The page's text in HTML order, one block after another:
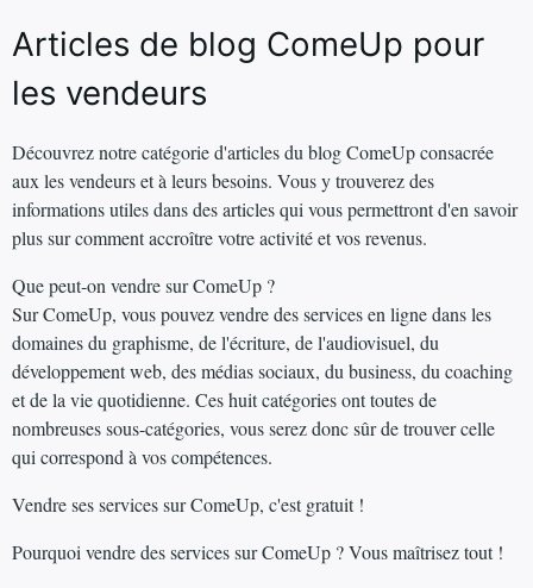
Articles de blog ComeUp pour
les vendeurs
Découvrez notre catégorie d'articles du blog ComeUp consacrée
aux les vendeurs et à leurs besoins. Vous y trouverez des
informations utiles dans des articles qui vous permettront d'en savoir
plus sur comment accroître votre activité et vos revenus.
Que peut-on vendre sur ComeUp ?
Sur ComeUp, vous pouvez vendre des services en ligne dans les
domaines du graphisme, de l'écriture, de l'audiovisuel, du
développement web, des médias sociaux, du business, du coaching
et de la vie quotidienne. Ces huit catégories ont toutes de
nombreuses sous-catégories, vous serez donc sûr de trouver celle
qui correspond à vos compétences.
Vendre ses services sur ComeUp, c'est gratuit !
Pourquoi vendre des services sur ComeUp ? Vous maîtrisez tout !